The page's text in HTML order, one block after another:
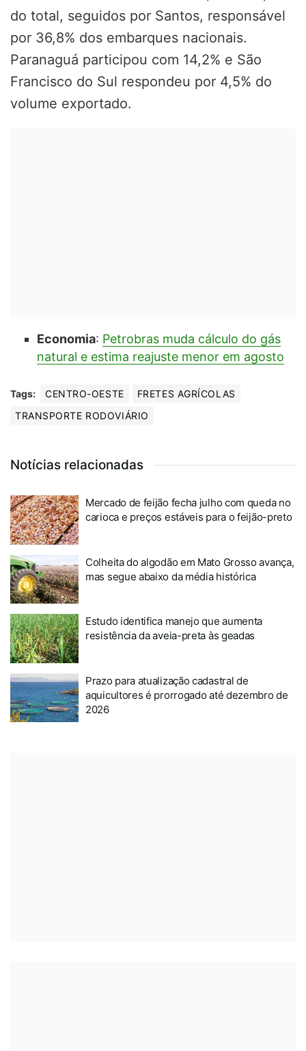
do total, seguidos por Santos, responsável
por 36,8% dos embarques nacionais.
Paranaguá participou com 14,2% e São
Francisco do Sul respondeu por 4,5% do
volume exportado.
Economia: Petrobras muda cálculo do gás
natural e estima reajuste menor em agosto
Tags: CENTRO-OESTE
FRETES AGRÍCOLAS
TRANSPORTE RODOVIÁRIO
Notícias relacionadas
Mercado de feijão fecha julho com queda no
carioca e preços estáveis para o feijão-preto
Colheita do algodão em Mato Grosso avança,
mas segue abaixo da média histórica
Estudo identifica manejo que aumenta
resistência da aveia-preta às geadas
Prazo para atualização cadastral de
aquicultores é prorrogado até dezembro de
2026